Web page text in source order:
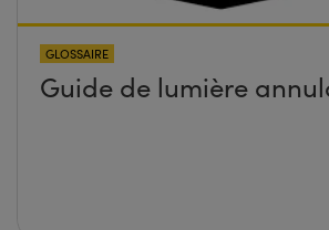
GLOSSAIRE
Guide de lumière